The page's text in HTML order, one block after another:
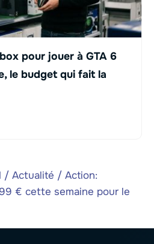
pour jouer à GTA 6
le budget qui fait la
/ Actualité / Action:
€ cette semaine pour le